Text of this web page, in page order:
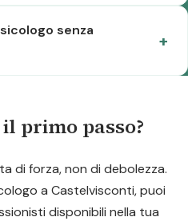
senza
primo passo?
di forza, non di debolezza.
a Castelvisconti, puoi
disponibili nella tua